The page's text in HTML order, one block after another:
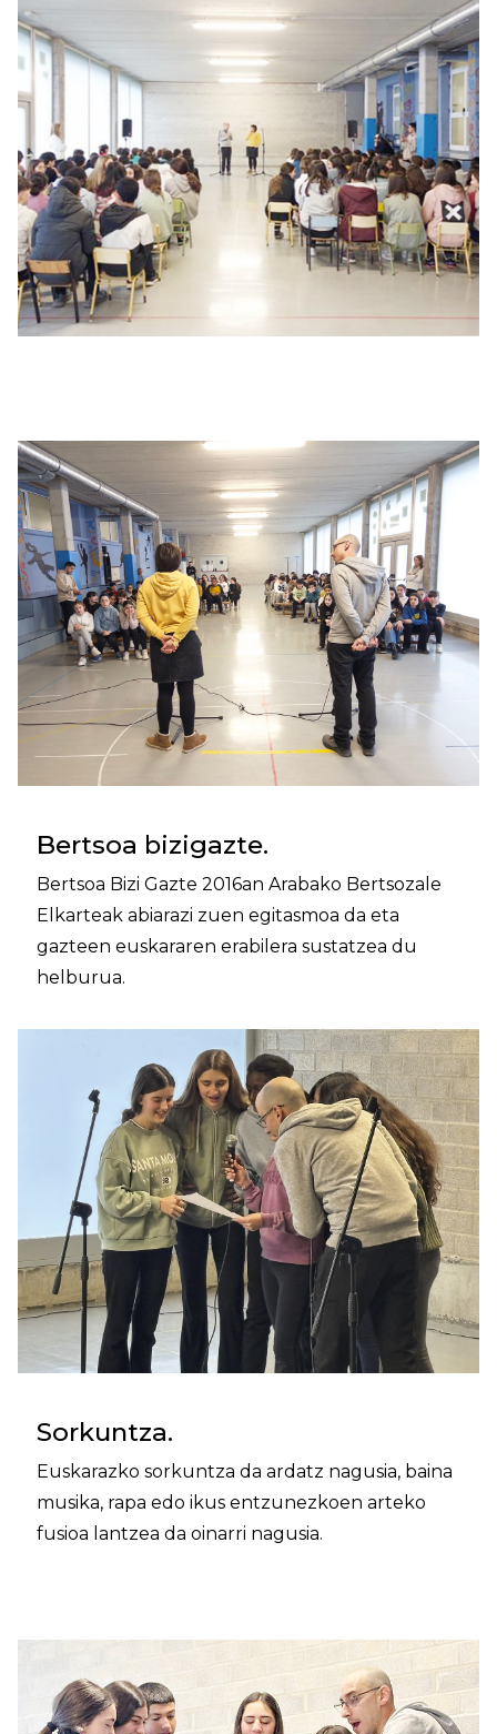
Irudia
Bertsoa bizigazte.
Bertsoa Bizi Gazte 2016an Arabako Bertsozale
Elkarteak abiarazi zuen egitasmoa da eta
gazteen euskararen erabilera sustatzea du
helburua.
Sorkuntza.
Euskarazko sorkuntza da ardatz nagusia, baina
musika, rapa edo ikus entzunezkoen arteko
fusioa lantzea da oinarri nagusia.